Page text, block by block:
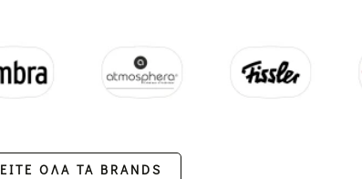
ΟΛΑ ΤΑ BRANDS